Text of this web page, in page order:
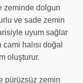
zeminde dolgun
ve sade zemin
uyum sağlar
halısı doğal
oluşturur.
pürüzsüz zemin